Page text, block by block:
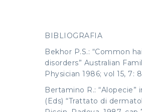
BIBLIOGRAFIA
Bekhor P.S.: “Common
disorders” Australian
Physician 1986; vol 15, 7:
Bertamino R.: “Alopecie”
(Eds) “Trattato di